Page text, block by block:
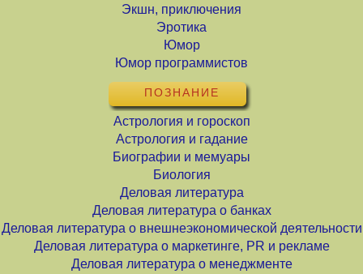
Экшн, приключения
Эротика
Юмор
Юмор программистов
ПОЗНАНИЕ
Астрология и гороскоп
Астрология и гадание
Биографии и мемуары
Биология
Деловая литература
Деловая литература о банках
Деловая литература о внешнеэкономической деятельности
Деловая литература о маркетинге, PR и рекламе
Деловая литература о менеджменте